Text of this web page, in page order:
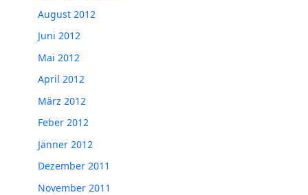
August 2012
Juni 2012
Mai 2012
April 2012
März 2012
Feber 2012
Jänner 2012
Dezember 2011
November 2011